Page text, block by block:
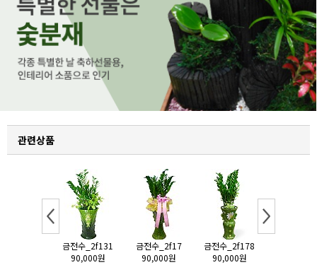
관련상품
금전수_2f131
90,000원
금전수_2f17
90,000원
금전수_2f178
90,000원